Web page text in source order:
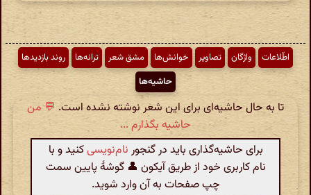
اطّلاعات واژگان تصاویر خوانش‌ها مشق شعر ترانه‌ها
روند بازدیدها
حاشیه‌ها
تا به حال حاشیه‌ای برای این شعر نوشته نشده است. 💬 من
حاشیه بگذارم ...
برای حاشیه‌گذاری باید در گنجور نام‌نویسیکنید و با
نام کاربری خود از طریق آیکون 👤 گوشهٔ پایین سمت
چپ صفحات به آن وارد شوید.